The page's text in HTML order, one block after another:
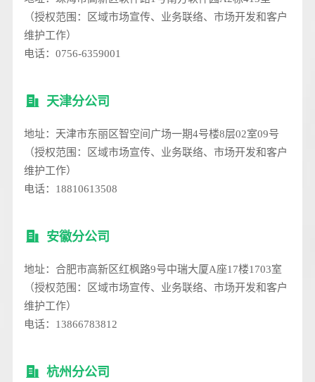
（授权范围：区域市场宣传、业务联络、市场开发和客户
维护工作）
电话：0756-6359001
天津分公司
地址：天津市东丽区智空间广场一期4号楼8层02室09号
（授权范围：区域市场宣传、业务联络、市场开发和客户
维护工作）
电话：18810613508
安徽分公司
地址：合肥市高新区红枫路9号中瑞大厦A座17楼1703室
（授权范围：区域市场宣传、业务联络、市场开发和客户
维护工作）
电话：13866783812
杭州分公司